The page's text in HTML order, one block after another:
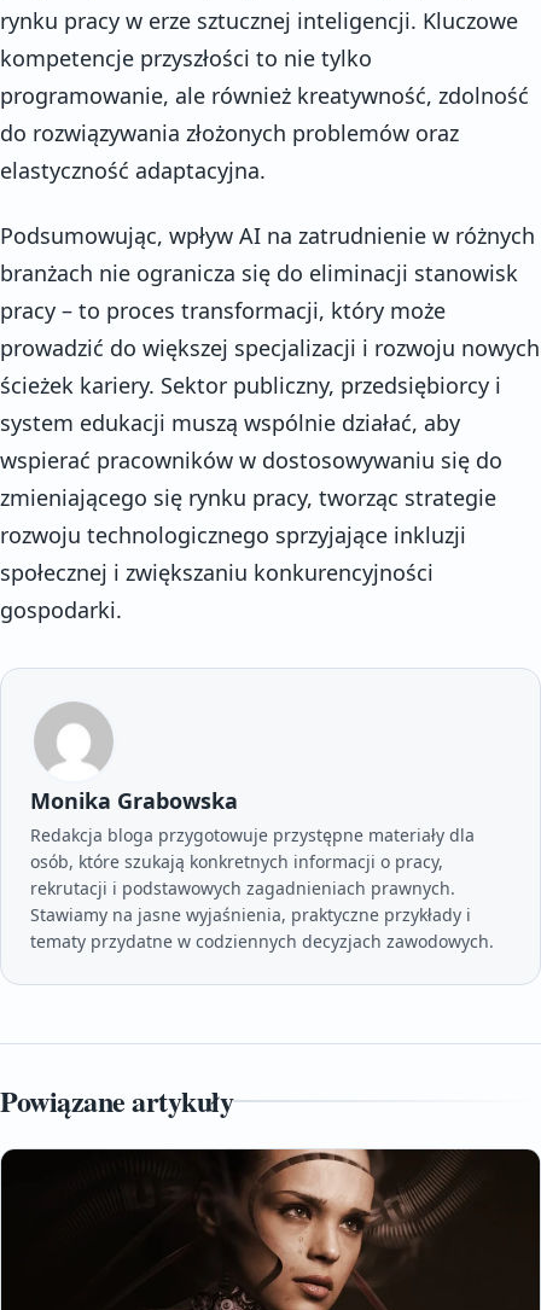
rynku pracy w erze sztucznej inteligencji. Kluczowe
kompetencje przyszłości to nie tylko
programowanie, ale również kreatywność, zdolność
do rozwiązywania złożonych problemów oraz
elastyczność adaptacyjna.
Podsumowując, wpływ AI na zatrudnienie w różnych
branżach nie ogranicza się do eliminacji stanowisk
pracy – to proces transformacji, który może
prowadzić do większej specjalizacji i rozwoju nowych
ścieżek kariery. Sektor publiczny, przedsiębiorcy i
system edukacji muszą wspólnie działać, aby
wspierać pracowników w dostosowywaniu się do
zmieniającego się rynku pracy, tworząc strategie
rozwoju technologicznego sprzyjające inkluzji
społecznej i zwiększaniu konkurencyjności
gospodarki.
Monika Grabowska
Redakcja bloga przygotowuje przystępne materiały dla
osób, które szukają konkretnych informacji o pracy,
rekrutacji i podstawowych zagadnieniach prawnych.
Stawiamy na jasne wyjaśnienia, praktyczne przykłady i
tematy przydatne w codziennych decyzjach zawodowych.
Powiązane artykuły